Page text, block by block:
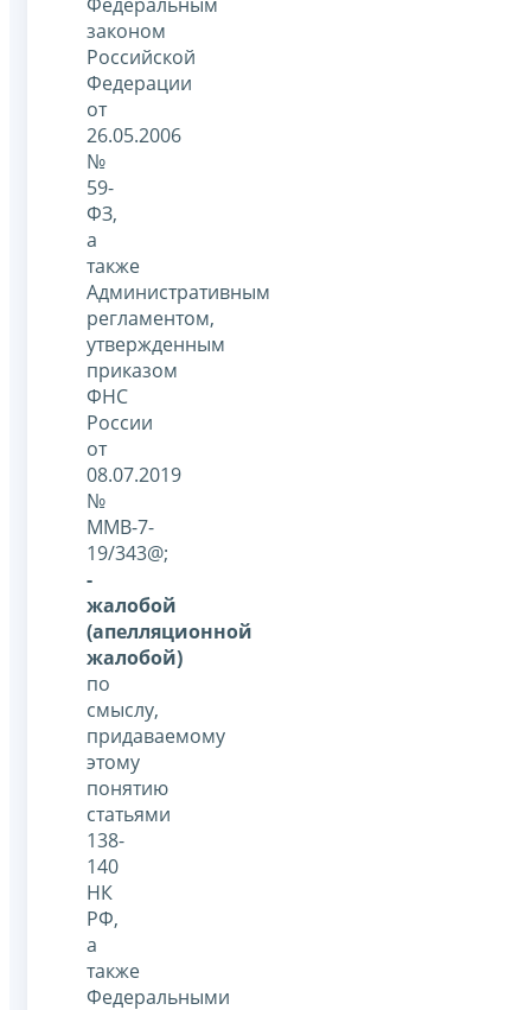
законом
Российской
Федерации
от
26.05.2006
№
59-
ФЗ,
а
также
Административным
регламентом,
утвержденным
приказом
ФНС
России
от
08.07.2019
№
ММВ-7-
19/343@;
-
жалобой
(апелляционной
жалобой)
по
смыслу,
придаваемому
этому
понятию
статьями
138-
140
НК
РФ,
а
также
Федеральными